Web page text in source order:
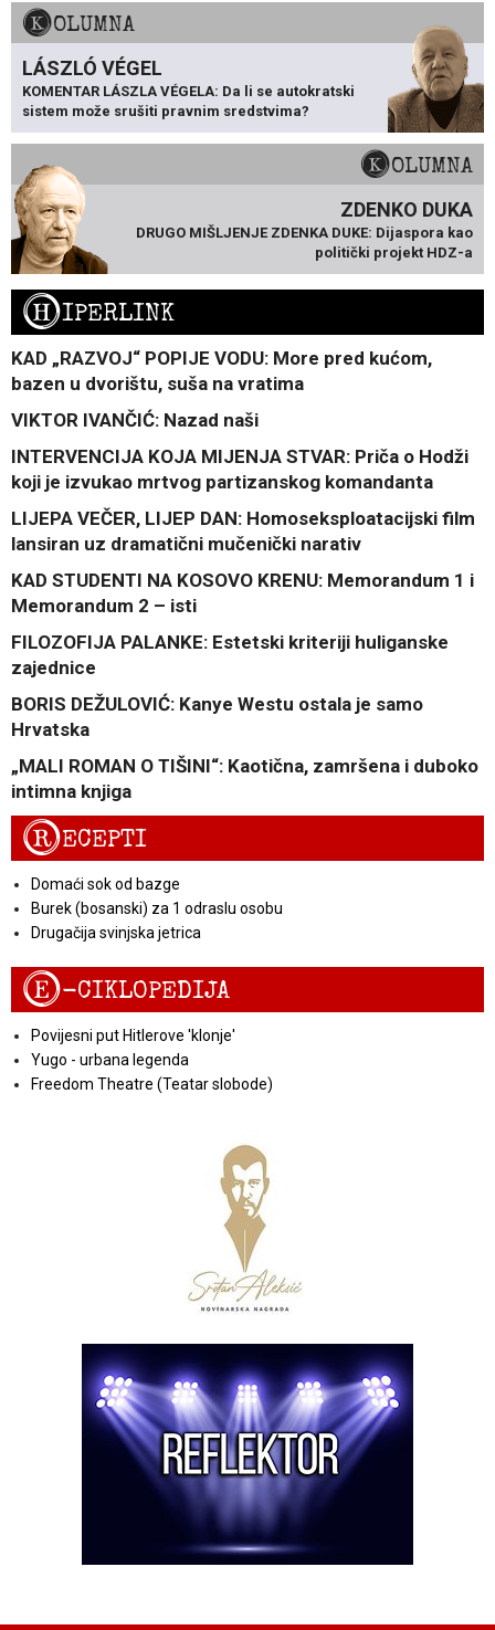
KOLUMNA
LÁSZLÓ VÉGEL
KOMENTAR LÁSZLA VÉGELA: Da li se autokratski
sistem može srušiti pravnim sredstvima?
KOLUMNA
ZDENKO DUKA
DRUGO MIŠLJENJE ZDENKA DUKE: Dijaspora kao
politički projekt HDZ-a
HIPERLINK
KAD „RAZVOJ“ POPIJE VODU: More pred kućom,
bazen u dvorištu, suša na vratima
VIKTOR IVANČIĆ: Nazad naši
INTERVENCIJA KOJA MIJENJA STVAR: Priča o Hodži
koji je izvukao mrtvog partizanskog komandanta
LIJEPA VEČER, LIJEP DAN: Homoseksploatacijski film
lansiran uz dramatični mučenički narativ
KAD STUDENTI NA KOSOVO KRENU: Memorandum 1 i
Memorandum 2 – isti
FILOZOFIJA PALANKE: Estetski kriteriji huliganske
zajednice
BORIS DEŽULOVIĆ: Kanye Westu ostala je samo
Hrvatska
„MALI ROMAN O TIŠINI“: Kaotična, zamršena i duboko
intimna knjiga
RECEPTI
Domaći sok od bazge
Burek (bosanski) za 1 odraslu osobu
Drugačija svinjska jetrica
E-CIKLOPEDIJA
Povijesni put Hitlerove 'klonje'
Yugo - urbana legenda
Freedom Theatre (Teatar slobode)